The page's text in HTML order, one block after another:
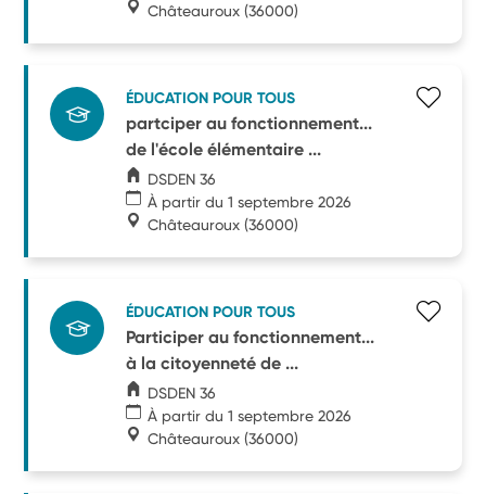
Châteauroux (36000)
ÉDUCATION POUR TOUS
partciper au fonctionnement...
de l'école élémentaire ...
DSDEN 36
À partir du 1 septembre 2026
Châteauroux (36000)
ÉDUCATION POUR TOUS
Participer au fonctionnement...
à la citoyenneté de ...
DSDEN 36
À partir du 1 septembre 2026
Châteauroux (36000)